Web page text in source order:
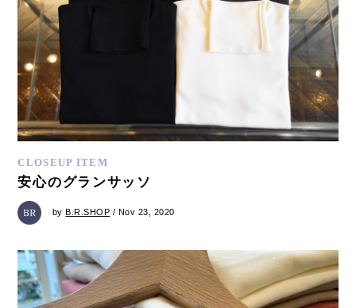
CLOSEUP ITEM
安心のグランサッソ
byB.R.SHOP / Nov 23, 2020